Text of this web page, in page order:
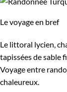
Le voyage en bref
Le littoral lycien,
tapissées de sable
Voyage entre
chaleureux.